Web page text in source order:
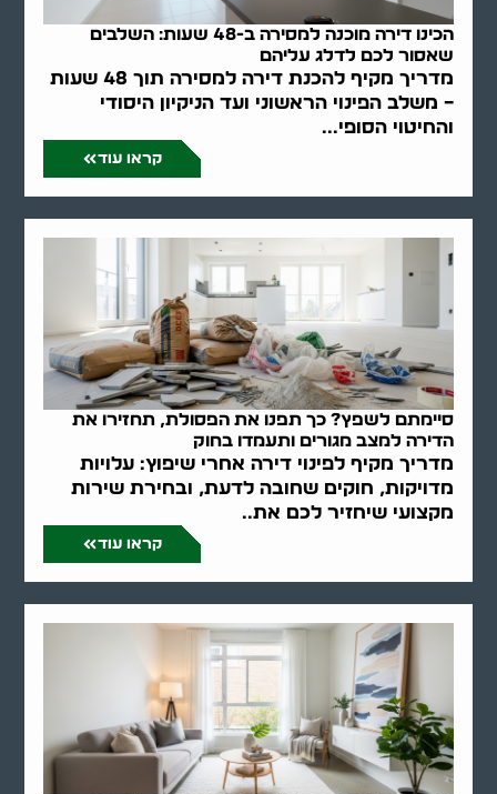
הכינו דירה מוכנה למסירה ב-48 שעות: השלבים
שאסור לכם לדלג עליהם
מדריך מקיף להכנת דירה למסירה תוך 48 שעות
– משלב הפינוי הראשוני ועד הניקיון היסודי
והחיטוי הסופי...
קראו עוד
סיימתם לשפץ? כך תפנו את הפסולת, תחזירו את
הדירה למצב מגורים ותעמדו בחוק
מדריך מקיף לפינוי דירה אחרי שיפוץ: עלויות
מדויקות, חוקים שחובה לדעת, ובחירת שירות
מקצועי שיחזיר לכם את..
קראו עוד